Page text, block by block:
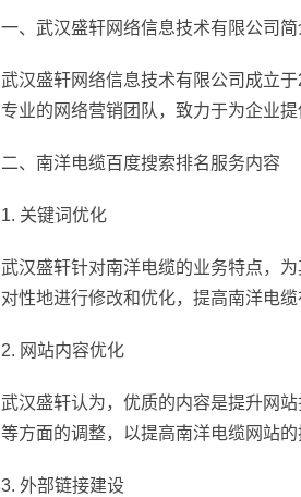
一、武汉盛轩网络信息技术有限公司简
武汉盛轩网络信息技术有限公司成立
专业的网络营销团队，致力于为企业
二、南洋电缆百度搜索排名服务内容
1. 关键词优化
武汉盛轩针对南洋电缆的业务特点，
对性地进行修改和优化，提高南洋电缆
2. 网站内容优化
武汉盛轩认为，优质的内容是提升网
等方面的调整，以提高南洋电缆网站的
3. 外部链接建设